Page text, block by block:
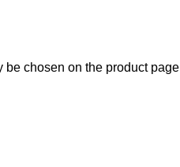
chosen on the product page